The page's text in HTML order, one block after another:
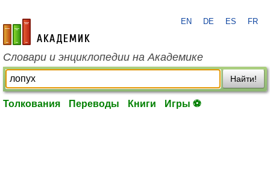
academic.ru
EN DE ES FR
Словари и энциклопедии на Академике
Найти!
Толкования Переводы Книги Игры ⚽